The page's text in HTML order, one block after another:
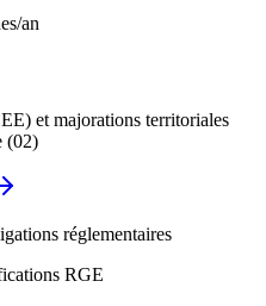
/an
et majorations territoriales
(02)
réglementaires
RGE